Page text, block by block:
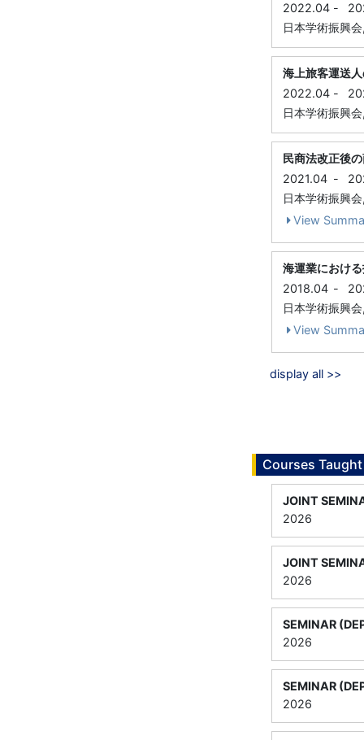
2022.04 -
日本学術振興
海上旅客運送
2022.04 -
日本学術振興
民商法改正後
2021.04 -
日本学術振興
View
海運業におけ
2018.04 -
日本学術振興
View
display all >>
Courses Taught
JOINT
2026
JOINT
2026
SEMINAR
2026
SEMINAR
2026